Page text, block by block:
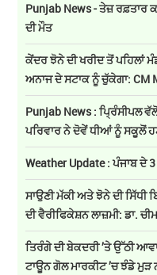
Punjab News - ਤੇਜ਼
ਦੀ ਮੌਤ
ਕੇਂਦਰ ਝੋਨੇ ਦੀ ਖਰੀਦ ਤੋਂ ਪਹਿਲਾਂ
ਅਨਾਜ ਦੇ ਸਟਾਕ ਨੂੰ ਚੁੱਕੇਗਾ: CM
Punjab News : ਪ੍ਰਿੰਸੀਪਲ
ਪਰਿਵਾਰ ਨੇ ਦੋਵੇਂ ਧੀਆਂ ਨੂੰ ਸਕੂਲੋਂ
Weather Update : ਪੰਜਾਬ ਦੇ
ਸਾਉਣੀ ਮੱਕੀ ਅਤੇ ਝੋਨੇ ਦੀ ਸਿੱਧੀ
ਦੀ ਵੈਰੀਫਿਕੇਸ਼ਨ ਲਾਜ਼ਮੀ: ਡਾ.
ਤਿਰੰਗੇ ਦੀ ਬੇਕਦਰੀ ’ਤੇ ਉੱਠੀ
ਟਾਊਨ ਗੋਲ ਮਾਰਕੀਟ ’ਚ ਝੰਡੇ ਮੁੜ